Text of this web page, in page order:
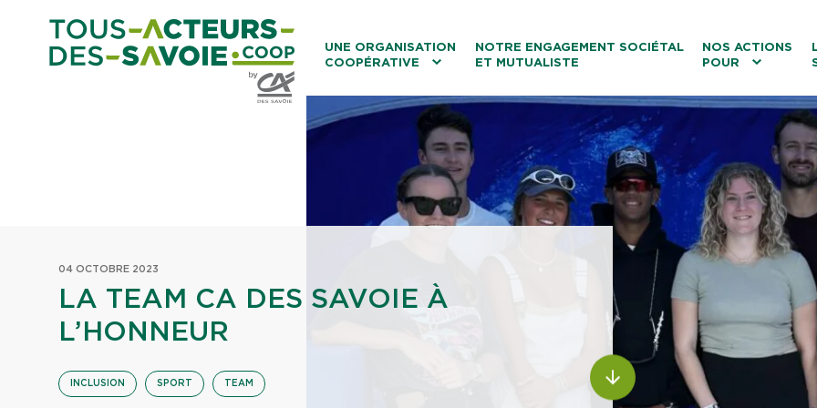
UNE ORGANISATION
COOPÉRATIVE
Caisses Locales
NOTRE ENGAGEMENT SOCIÉTAL
ET MUTUALISTE
NOS ACTIONS
POUR
Le tourisme
Les transitions
La biodiversité
Les associations
04 OCTOBRE 2023
LA TEAM CA DES SAVOIE À
L’HONNEUR
INCLUSION SPORT TEAM
ALLER AU CONTENU